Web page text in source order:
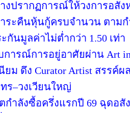
งปรากฏการณ์ให้วงการอสั
ระคืนหุ้นกู้ครบจำนวน ตาม
กันมูลค่าไม่ต่ำกว่า 1.50 เท่า
การณ์การอยู่อาศัยผ่าน Art
ม ดึง Curator Artist สรรค์
ทร–วงเวียนใหญ่
ตกำลังซื้อครึ่งแรกปี 69 ฉุดอ